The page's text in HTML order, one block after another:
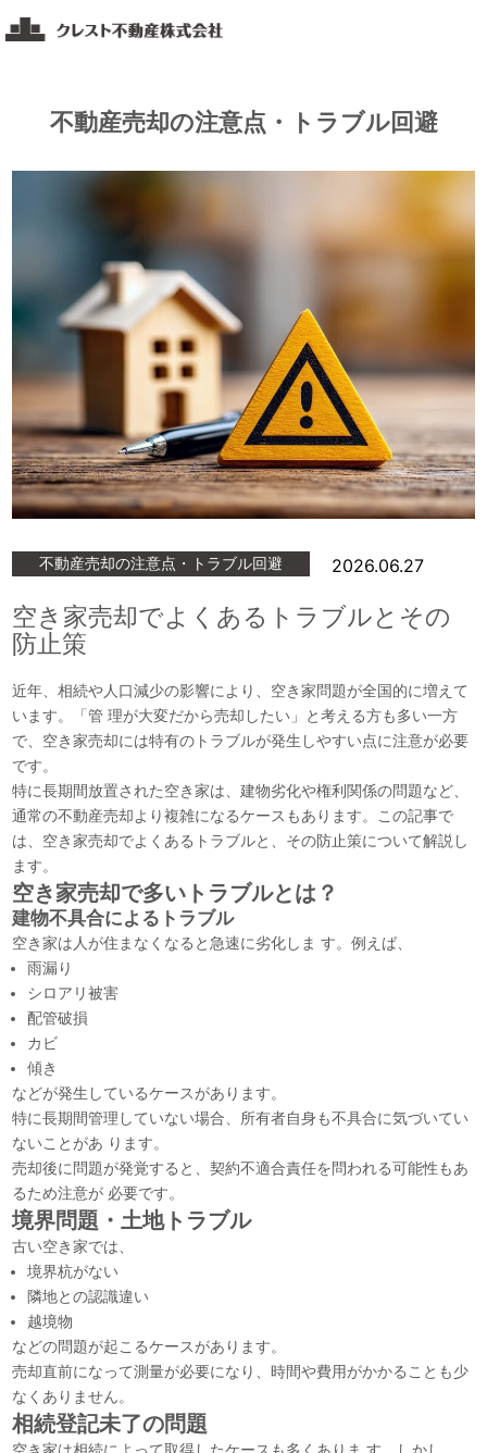
ン
ク
産
広
島
リ
の
不
動
産
売
却
不動産売却の注意点・トラブル回避
不動産売却の注意点・トラブル回避 2026.06.27
空き家売却でよくあるトラブルとその
防止策
近年、相続や人口減少の影響により、空き家問題が全国的に増えて
います。「管 理が大変だから売却したい」と考える方も多い一方
で、空き家売却には特有のトラブルが発生しやすい点に注意が必要
です。
特に長期間放置された空き家は、建物劣化や権利関係の問題など、
通常の不動産売却より複雑になるケースもあります。この記事で
は、空き家売却でよくあるトラブルと、その防止策について解説し
ます。
空き家売却で多いトラブルとは？
建物不具合によるトラブル
空き家は人が住まなくなると急速に劣化しま す。例えば、
雨漏り
シロアリ被害
配管破損
カビ
傾き
などが発生しているケースがあります。
特に長期間管理していない場合、所有者自身も不具合に気づいてい
ないことがあ ります。
売却後に問題が発覚すると、契約不適合責任を問われる可能性もあ
るため注意が 必要です。
境界問題・土地トラブル
古い空き家では、
境界杭がない
隣地との認識違い
越境物
などの問題が起こるケースがあります。
売却直前になって測量が必要になり、時間や費用がかかることも少
なくありません。
相続登記未了の問題